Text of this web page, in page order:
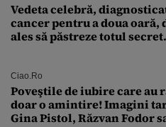
Vedeta celebră,
cancer pentru a doua oară,
ales să păstreze totul
Ciao.ro
Poveştile de iubire care au
doar o amintire! Imagini
Gina Pistol, Răzvan Fodor